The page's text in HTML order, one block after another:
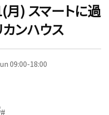
) スマートに過
ンハウス
09:00-18:00